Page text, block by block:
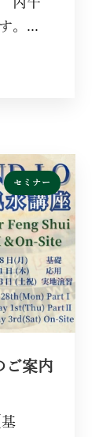
丙午
。...
セミナー
ご案内